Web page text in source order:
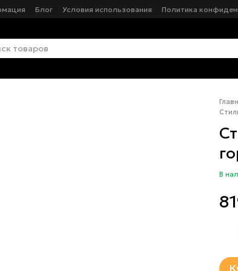
Блог Условия использования
Политика
В